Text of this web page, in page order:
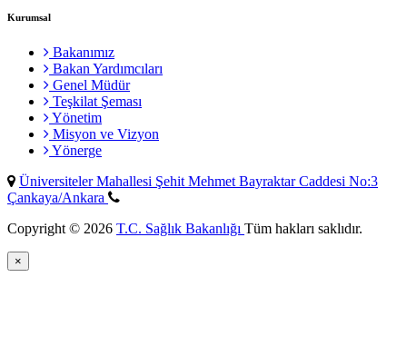
Kurumsal
Bakanımız
Bakan Yardımcıları
Genel Müdür
Teşkilat Şeması
Yönetim
Misyon ve Vizyon
Yönerge
Üniversiteler Mahallesi Şehit Mehmet Bayraktar Caddesi No:3
Çankaya/Ankara
Copyright © 2026 T.C. Sağlık Bakanlığı Tüm hakları saklıdır.
×